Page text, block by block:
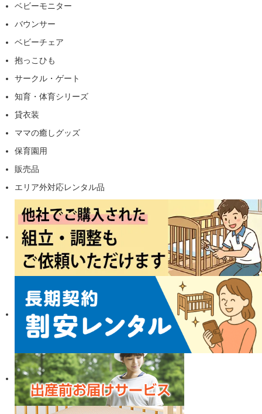
ベビーモニター
バウンサー
ベビーチェア
抱っこひも
サークル・ゲート
知育・体育シリーズ
貸衣装
ママの癒しグッズ
保育園用
販売品
エリア外対応レンタル品